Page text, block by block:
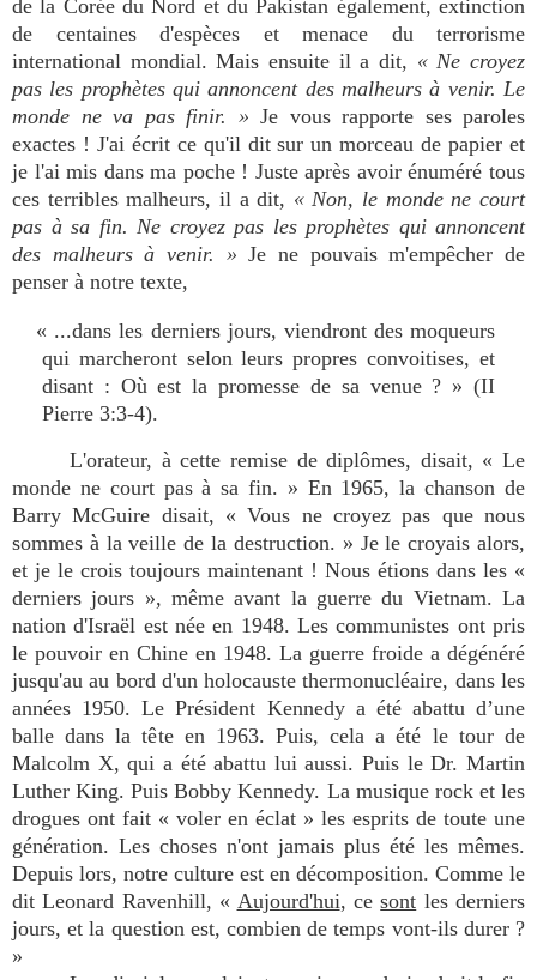
de la Corée du Nord et du Pakistan également, extinction
de centaines d'espèces et menace du terrorisme
international mondial. Mais ensuite il a dit, « Ne croyez
pas les prophètes qui annoncent des malheurs à venir. Le
monde ne va pas finir. » Je vous rapporte ses paroles
exactes ! J'ai écrit ce qu'il dit sur un morceau de papier et
je l'ai mis dans ma poche ! Juste après avoir énuméré tous
ces terribles malheurs, il a dit, « Non, le monde ne court
pas à sa fin. Ne croyez pas les prophètes qui annoncent
des malheurs à venir. » Je ne pouvais m'empêcher de
penser à notre texte,
« ...dans les derniers jours, viendront des moqueurs
qui marcheront selon leurs propres convoitises, et
disant : Où est la promesse de sa venue ? » (II
Pierre 3:3-4).
L'orateur, à cette remise de diplômes, disait, « Le
monde ne court pas à sa fin. » En 1965, la chanson de
Barry McGuire disait, « Vous ne croyez pas que nous
sommes à la veille de la destruction. » Je le croyais alors,
et je le crois toujours maintenant ! Nous étions dans les «
derniers jours », même avant la guerre du Vietnam. La
nation d'Israël est née en 1948. Les communistes ont pris
le pouvoir en Chine en 1948. La guerre froide a dégénéré
jusqu'au au bord d'un holocauste thermonucléaire, dans les
années 1950. Le Président Kennedy a été abattu d’une
balle dans la tête en 1963. Puis, cela a été le tour de
Malcolm X, qui a été abattu lui aussi. Puis le Dr. Martin
Luther King. Puis Bobby Kennedy. La musique rock et les
drogues ont fait « voler en éclat » les esprits de toute une
génération. Les choses n'ont jamais plus été les mêmes.
Depuis lors, notre culture est en décomposition. Comme le
dit Leonard Ravenhill, « Aujourd'hui, cesont les derniers
jours, et la question est, combien de temps vont-ils durer ?
»